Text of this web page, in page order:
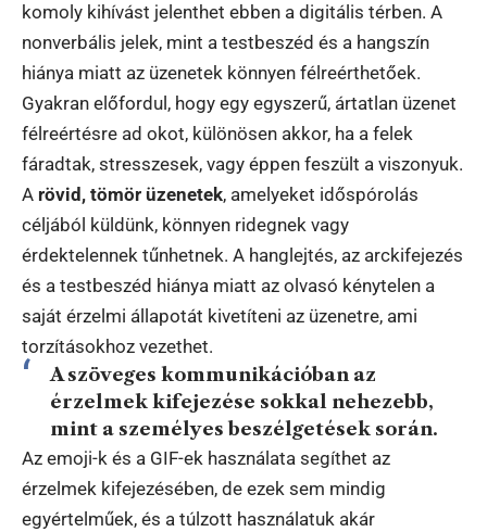
komoly kihívást jelenthet ebben a digitális térben. A
nonverbális jelek, mint a testbeszéd és a hangszín
hiánya miatt az üzenetek könnyen félreérthetőek.
Gyakran előfordul, hogy egy egyszerű, ártatlan üzenet
félreértésre ad okot, különösen akkor, ha a felek
fáradtak, stresszesek, vagy éppen feszült a viszonyuk.
A rövid, tömör üzenetek, amelyeket időspórolás
céljából küldünk, könnyen ridegnek vagy
érdektelennek tűnhetnek. A hanglejtés, az arckifejezés
és a testbeszéd hiánya miatt az olvasó kénytelen a
saját érzelmi állapotát kivetíteni az üzenetre, ami
torzításokhoz vezethet.
A szöveges kommunikációban az
érzelmek kifejezése sokkal nehezebb,
mint a személyes beszélgetések során.
Az emoji-k és a GIF-ek használata segíthet az
érzelmek kifejezésében, de ezek sem mindig
egyértelműek, és a túlzott használatuk akár